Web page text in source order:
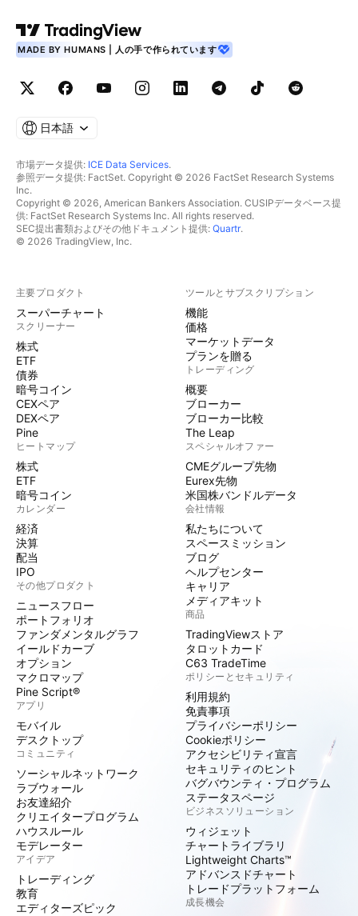
MADE BY HUMANS | 人の手で作られています
日本語
市場データ提供: ICE Data Services.
参照データ提供: FactSet. Copyright © 2026 FactSet Research Systems
Inc.
Copyright © 2026, American Bankers Association. CUSIPデータベース提
供: FactSet Research Systems Inc. All rights reserved.
SEC提出書類およびその他ドキュメント提供: Quartr.
© 2026 TradingView, Inc.
主要プロダクト
スーパーチャート
スクリーナー
株式
ETF
債券
暗号コイン
CEXペア
DEXペア
Pine
ヒートマップ
株式
ETF
暗号コイン
カレンダー
経済
決算
配当
IPO
その他プロダクト
ニュースフロー
ポートフォリオ
ファンダメンタルグラフ
イールドカーブ
オプション
マクロマップ
Pine Script®
アプリ
モバイル
デスクトップ
コミュニティ
ソーシャルネットワーク
ラブウォール
お友達紹介
クリエイタープログラム
ハウスルール
モデレーター
アイデア
トレーディング
教育
エディターズピック
ツールとサブスクリプション
機能
価格
マーケットデータ
プランを贈る
トレーディング
概要
ブローカー
ブローカー比較
The Leap
スペシャルオファー
CMEグループ先物
Eurex先物
米国株バンドルデータ
会社情報
私たちについて
スペースミッション
ブログ
ヘルプセンター
キャリア
メディアキット
商品
TradingViewストア
タロットカード
C63 TradeTime
ポリシーとセキュリティ
利用規約
免責事項
プライバシーポリシー
Cookieポリシー
アクセシビリティ宣言
セキュリティのヒント
バグバウンティ・プログラム
ステータスページ
ビジネスソリューション
ウィジェット
チャートライブラリ
Lightweight Charts™
アドバンスドチャート
トレードプラットフォーム
成長機会